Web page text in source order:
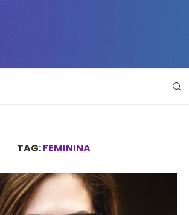
TAG:FEMININA